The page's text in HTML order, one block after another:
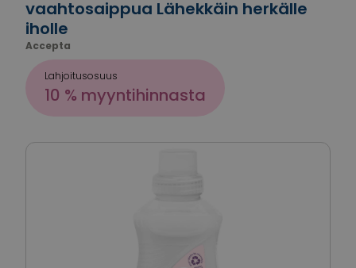
vaahtosaippua Lähekkäin herkälle
iholle
Accepta
Lahjoitusosuus
10 % myyntihinnasta